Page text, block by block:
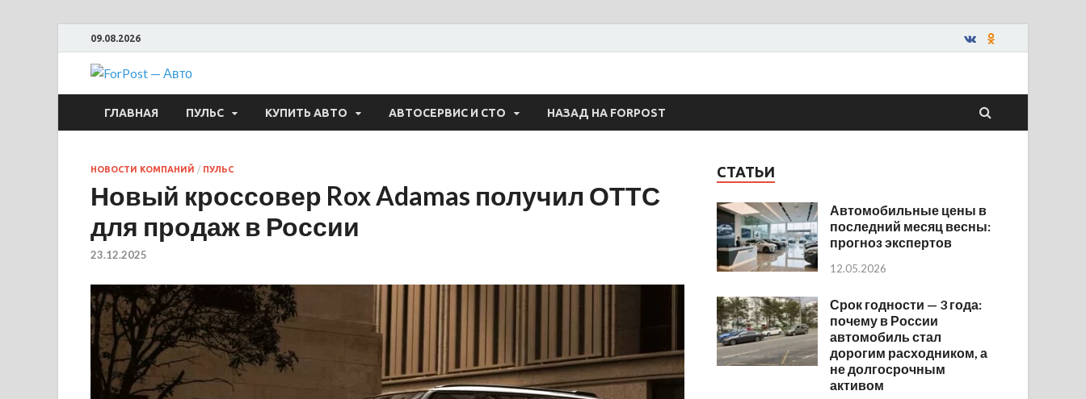
09.08.2026
ForPost — Авто
ГЛАВНАЯ ПУЛЬС КУПИТЬ АВТО АВТОСЕРВИС И СТО НАЗАД НА FORPOST
НОВОСТИ КОМПАНИЙ / ПУЛЬС
Новый кроссовер Rox Adamas получил ОТТС
для продаж в России
23.12.2025
СТАТЬИ
Автомобильные цены в
последний месяц весны:
прогноз экспертов
12.05.2026
Срок годности — 3 года:
почему в России
автомобиль стал
дорогим расходником, а
не долгосрочным
активом